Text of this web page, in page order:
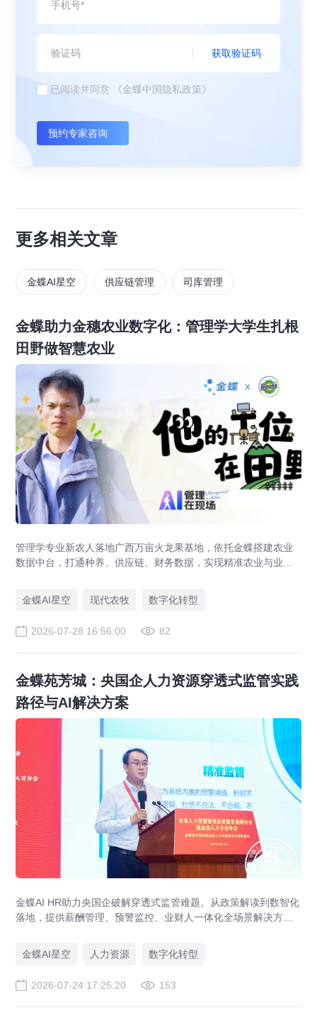
获取验证码
已阅读并同意 《金蝶中国隐私政策》
预约专家咨询
更多相关文章
金蝶AI星空 供应链管理 司库管理
金蝶助力金穗农业数字化：管理学大学生扎根
田野做智慧农业
管理学专业新农人落地广西万亩火龙果基地，依托金蝶搭建农业
数据中台，打通种养、供应链、财务数据，实现精准农业与业财
金蝶AI星空
现代农牧 数字化转型
2026-07-28 16:56:00 82
金蝶苑芳城：央国企人力资源穿透式监管实践
路径与AI解决方案
金蝶AI HR助力央国企破解穿透式监管难题。从政策解读到数智化
落地，提供薪酬管理、预警监控、业财人一体化全场景解决方
金蝶AI星空
人力资源 数字化转型
2026-07-24 17:25:20 153